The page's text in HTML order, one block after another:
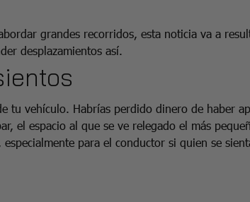
grandes recorridos, esta noticia va a
desplazamientos así.
tu vehículo. Habrías perdido dinero de haber
el espacio al que se ve relegado el más
para el conductor si quien se